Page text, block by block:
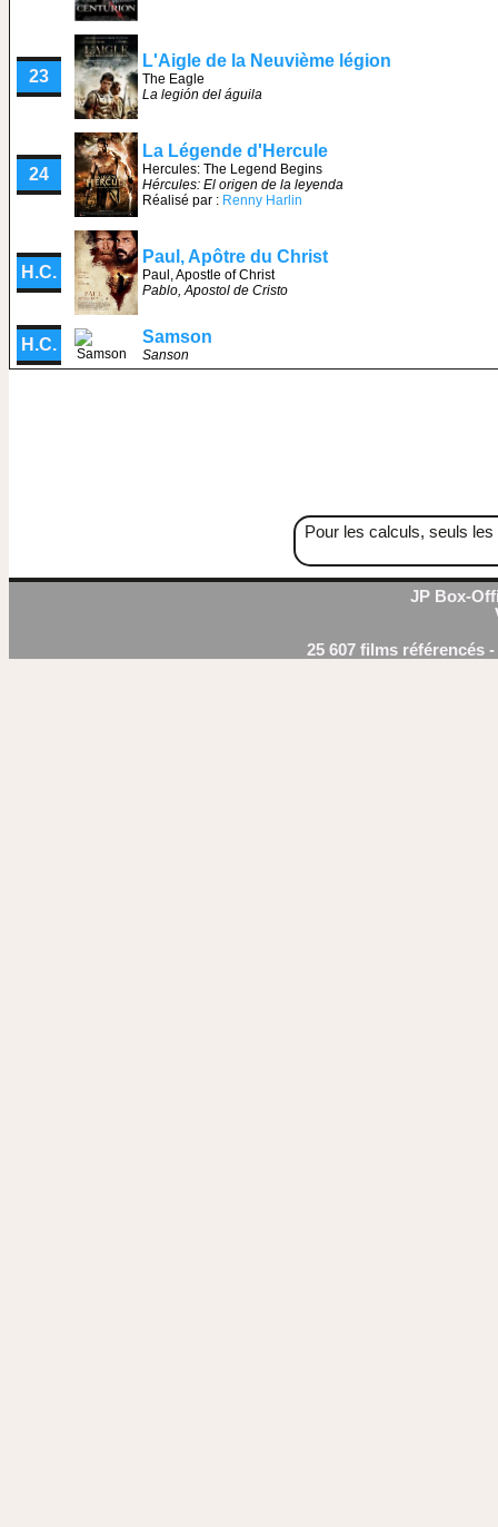
23
L'Aigle de la Neuvième légion
The Eagle
La legión del águila
24
La Légende d'Hercule
Hercules: The Legend Begins
Hércules: El origen de la leyenda
Réalisé par : Renny Harlin
H.C.
Paul, Apôtre du Christ
Paul, Apostle of Christ
Pablo, Apostol de Cristo
H.C. Samson
Sanson
Pour les calculs, seuls
JP Box-
25 607 films référencés